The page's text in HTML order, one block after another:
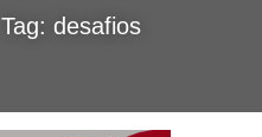
Tag: desafios